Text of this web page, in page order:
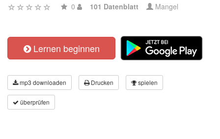
0 101 Datenblatt Mangel
Lernen beginnen
mp3 downloaden Drucken spielen
überprüfen